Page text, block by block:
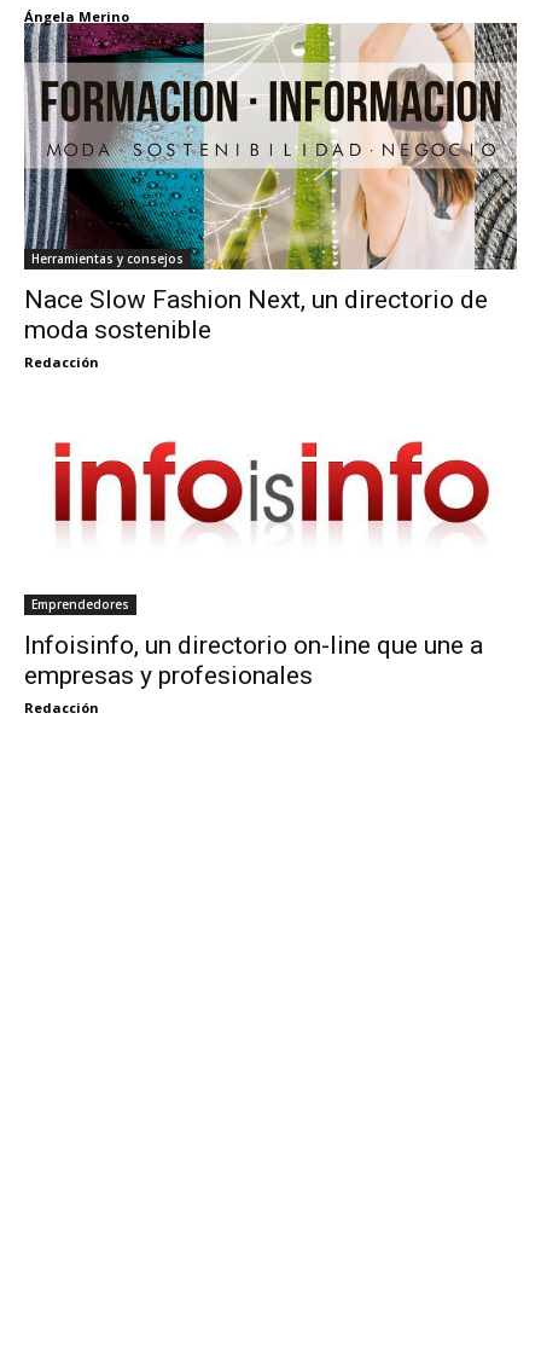
Ángela Merino
Herramientas y consejos
Nace Slow Fashion Next, un directorio de
moda sostenible
Redacción
Emprendedores
Infoisinfo, un directorio on-line que une a
empresas y profesionales
Redacción